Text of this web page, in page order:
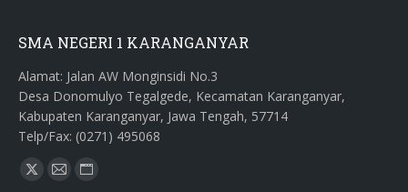
SMA NEGERI 1 KARANGANYAR
Alamat: Jalan AW Monginsidi No.3
Desa Donomulyo Tegalgede, Kecamatan Karanganyar,
Kabupaten Karanganyar, Jawa Tengah, 57714
Telp/Fax: (0271) 495068
Find us on:
X
MailWebsite